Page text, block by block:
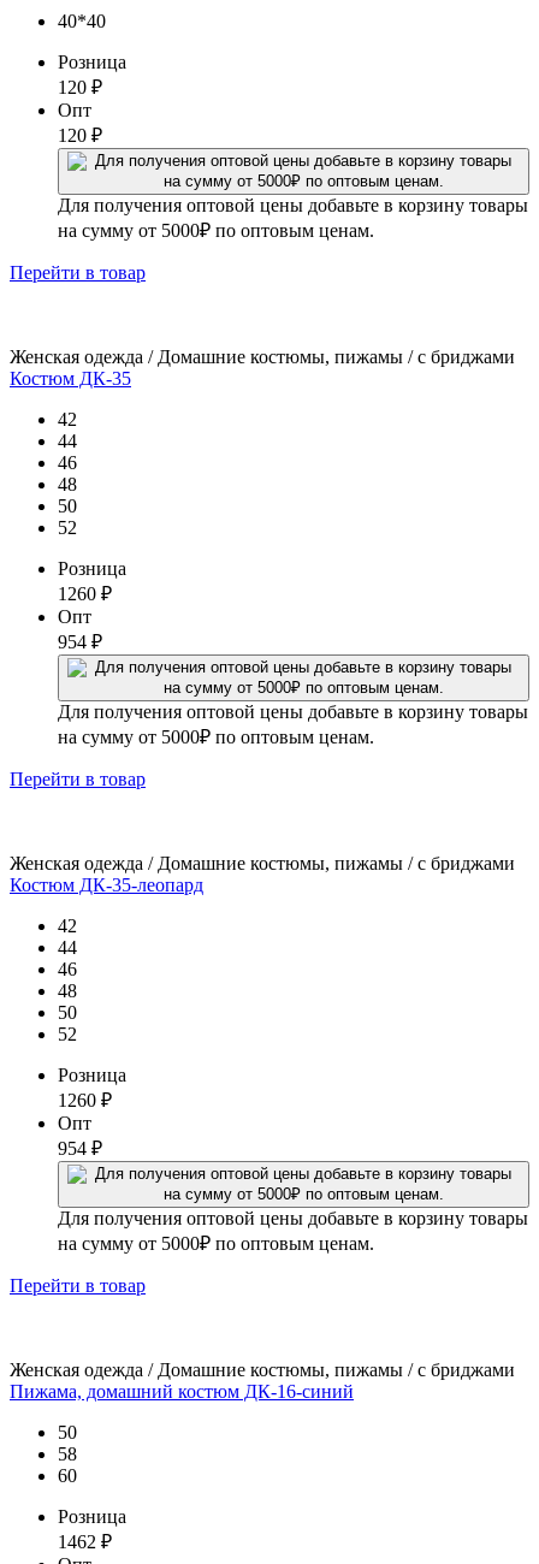
40*40
Розница
120 ₽
Опт
120 ₽
Для получения оптовой цены добавьте в корзину товары
на сумму от 5000₽ по оптовым ценам.
Перейти в товар
Женская одежда / Домашние костюмы, пижамы / с бриджами
Костюм ДК-35
42
44
46
48
50
52
Розница
1260 ₽
Опт
954 ₽
Для получения оптовой цены добавьте в корзину товары
на сумму от 5000₽ по оптовым ценам.
Перейти в товар
Женская одежда / Домашние костюмы, пижамы / с бриджами
Костюм ДК-35-леопард
42
44
46
48
50
52
Розница
1260 ₽
Опт
954 ₽
Для получения оптовой цены добавьте в корзину товары
на сумму от 5000₽ по оптовым ценам.
Перейти в товар
Женская одежда / Домашние костюмы, пижамы / с бриджами
Пижама, домашний костюм ДК-16-синий
50
58
60
Розница
1462 ₽